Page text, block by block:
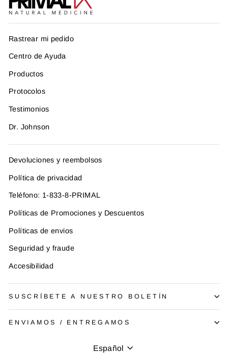
Rastrear mi pedido
Centro de Ayuda
Productos
Protocolos
Testimonios
Dr. Johnson
Devoluciones y reembolsos
Política de privacidad
Teléfono: 1-833-8-PRIMAL
Políticas de Promociones y Descuentos
Políticas de envios
Seguridad y fraude
Accesibilidad
SUSCRÍBETE A NUESTRO BOLETÍN
ENVIAMOS / ENTREGAMOS
Idioma
Español